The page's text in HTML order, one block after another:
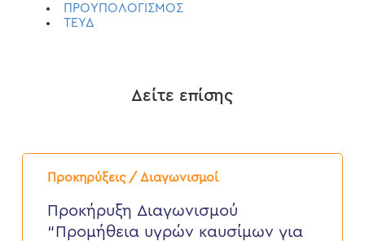
ΠΡΟΥΠΟΛΟΓΙΣΜΟΣ
ΤΕΥΔ
Δείτε επίσης
Προκηρύξεις / Διαγωνισμοί
Προκήρυξη
Διαγωνισμού
υγρών
καυσίμων
Προκήρυξη Διαγωνισμού
“Προμήθεια υγρών καυσίμων για